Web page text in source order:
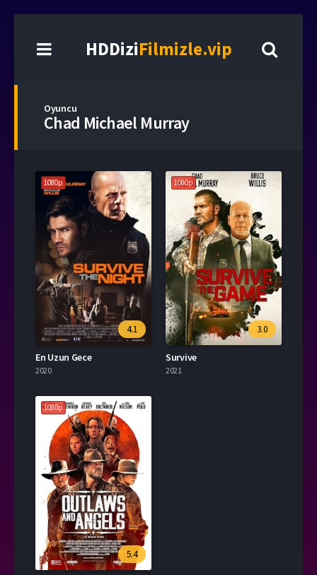
HDDiziFilmizle.vip
Oyuncu
Chad Michael Murray
1080p
4.1
En Uzun Gece
2020
1080p
3.0
Survive
2021
1080p
5.4